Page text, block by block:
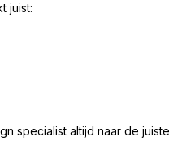
juist:
specialist altijd naar de juiste